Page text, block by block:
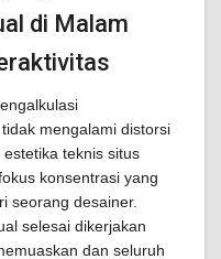
di Malam
mengalami distorsi
teknis situs
konsentrasi yang
seorang desainer.
selesai dikerjakan
dan seluruh